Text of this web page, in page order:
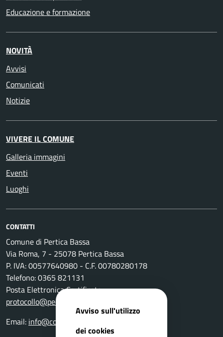
Educazione e formazione
NOVITÀ
Avvisi
Comunicati
Notizie
VIVERE IL COMUNE
Galleria immagini
Eventi
Luoghi
CONTATTI
Comune di Pertica Bassa
Via Roma, 7 - 25078 Pertica Bassa
P. IVA: 00577640980 - C.F. 00780280178
Telefono: 0365 821131
Posta Elettronica Certificata:
protocollo@pec.comune.perticabassa.bs.it
Email: info@comune.perticabassa.bs.it
Avviso sull'utilizzo
dei cookies